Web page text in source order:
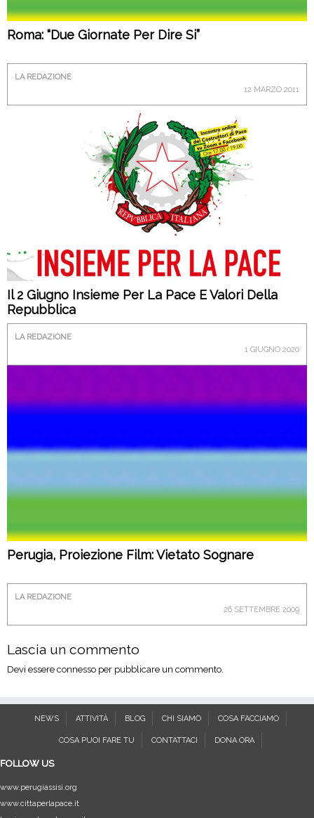
Roma: “Due Giornate Per Dire Si”
LA REDAZIONE
12 MARZO 2011
Il 2 Giugno Insieme Per La Pace E Valori Della
Repubblica
LA REDAZIONE
1 GIUGNO 2020
Perugia, Proiezione Film: Vietato Sognare
LA REDAZIONE
26 SETTEMBRE 2009
Lascia un commento
Devi essere connesso per pubblicare un commento.
NEWS ATTIVITÀ BLOG CHI SIAMO COSA FACCIAMO
COSA PUOI FARE TU CONTATTACI DONA ORA
FOLLOW US
www.perugiassisi.org
www.cittaperlapace.it